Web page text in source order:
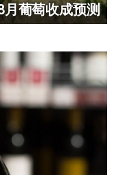
葡萄收成预测